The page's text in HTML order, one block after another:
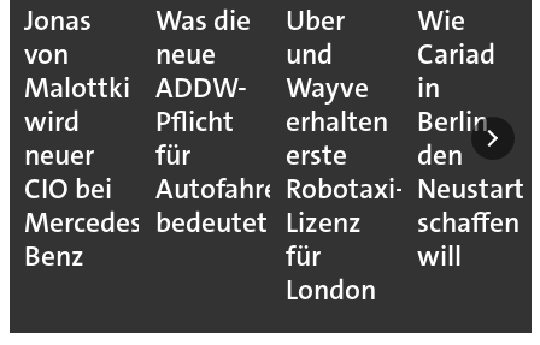
Jonas
von
Malottki
wird
neuer
CIO bei
Mercedes-
Benz
Was die
neue
ADDW-
Pflicht
für
Autofahrer
bedeutet
Uber
und
Wayve
erhalten
erste
Robotaxi-
Lizenz
für
London
Wie
Cariad
in
Berlin
den
Neustart
schaffen
will